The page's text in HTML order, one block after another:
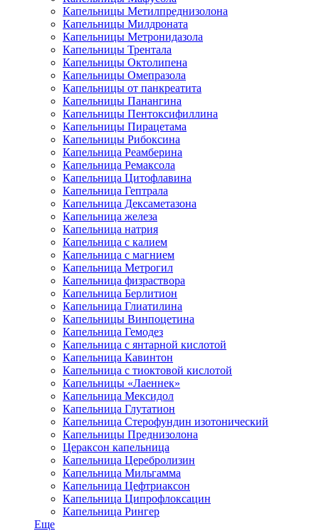
Капельницы Метилпреднизолона
Капельницы Милдроната
Капельницы Метронидазола
Капельницы Трентала
Капельницы Октолипена
Капельницы Омепразола
Капельницы от панкреатита
Капельницы Панангина
Капельницы Пентоксифиллина
Капельницы Пирацетама
Капельницы Рибоксина
Капельница Реамберина
Капельница Ремаксола
Капельница Цитофлавина
Капельница Гептрала
Капельница Дексаметазона
Капельница железа
Капельница натрия
Капельница с калием
Капельница с магнием
Капельница Метрогил
Капельница физраствора
Капельница Берлитион
Капельница Глиатилина
Капельницы Винпоцетина
Капельница Гемодез
Капельница с янтарной кислотой
Капельница Кавинтон
Капельница с тиоктовой кислотой
Капельницы «Лаеннек»
Капельница Мексидол
Капельница Глутатион
Капельница Стерофундин изотонический
Капельницы Преднизолона
Цераксон капельница
Капельница Церебролизин
Капельница Мильгамма
Капельница Цефтриаксон
Капельница Ципрофлоксацин
Капельница Рингер
Еще